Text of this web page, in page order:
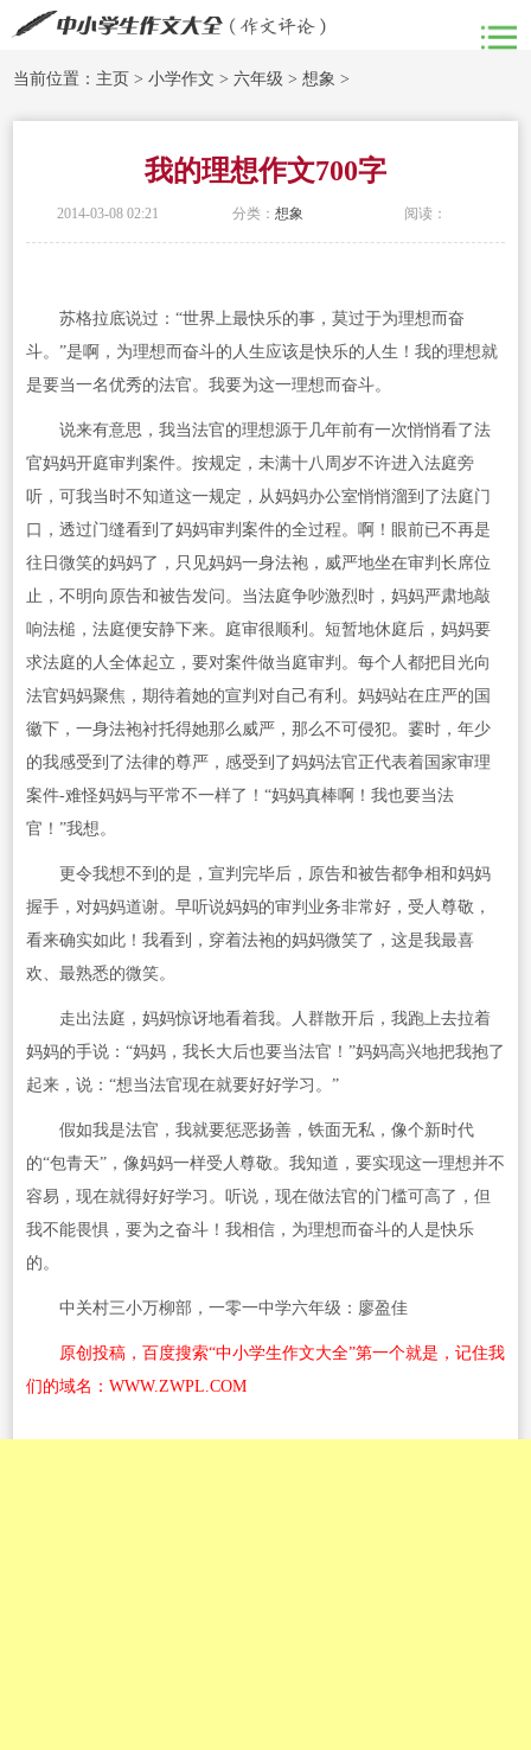
当前位置： 主页 >小学作文 >六年级 >想象 >
我的理想作文700字
2014-03-08 02:21 分类： 想象 阅读：
苏格拉底说过：“世界上最快乐的事，莫过于为理想而奋
斗。”是啊，为理想而奋斗的人生应该是快乐的人生！我的理想就
是要当一名优秀的法官。我要为这一理想而奋斗。
说来有意思，我当法官的理想源于几年前有一次悄悄看了法
官妈妈开庭审判案件。按规定，未满十八周岁不许进入法庭旁
听，可我当时不知道这一规定，从妈妈办公室悄悄溜到了法庭门
口，透过门缝看到了妈妈审判案件的全过程。啊！眼前已不再是
往日微笑的妈妈了，只见妈妈一身法袍，威严地坐在审判长席位
止，不明向原告和被告发问。当法庭争吵激烈时，妈妈严肃地敲
响法槌，法庭便安静下来。庭审很顺利。短暂地休庭后，妈妈要
求法庭的人全体起立，要对案件做当庭审判。每个人都把目光向
法官妈妈聚焦，期待着她的宣判对自己有利。妈妈站在庄严的国
徽下，一身法袍衬托得她那么威严，那么不可侵犯。霎时，年少
的我感受到了法律的尊严，感受到了妈妈法官正代表着国家审理
案件-难怪妈妈与平常不一样了！“妈妈真棒啊！我也要当法
官！”我想。
更令我想不到的是，宣判完毕后，原告和被告都争相和妈妈
握手，对妈妈道谢。早听说妈妈的审判业务非常好，受人尊敬，
看来确实如此！我看到，穿着法袍的妈妈微笑了，这是我最喜
欢、最熟悉的微笑。
走出法庭，妈妈惊讶地看着我。人群散开后，我跑上去拉着
妈妈的手说：“妈妈，我长大后也要当法官！”妈妈高兴地把我抱了
起来，说：“想当法官现在就要好好学习。”
假如我是法官，我就要惩恶扬善，铁面无私，像个新时代
的“包青天”，像妈妈一样受人尊敬。我知道，要实现这一理想并不
容易，现在就得好好学习。听说，现在做法官的门槛可高了，但
我不能畏惧，要为之奋斗！我相信，为理想而奋斗的人是快乐
的。
中关村三小万柳部，一零一中学六年级：廖盈佳
原创投稿，百度搜索“中小学生作文大全”第一个就是，记住我
们的域名： WWW.ZWPL.COM